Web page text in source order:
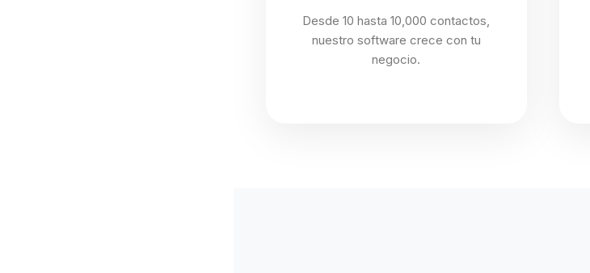
Desde 10 hasta 10,000 contactos,
nuestro software crece con tu
negocio.